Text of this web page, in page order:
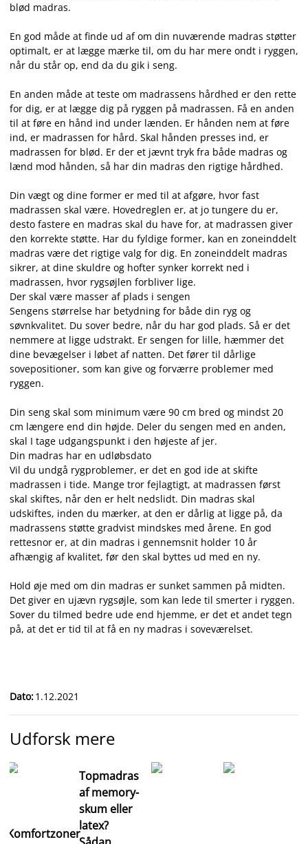
blød madras.
En god måde at finde ud af om din nuværende madras støtter
optimalt, er at lægge mærke til, om du har mere ondt i ryggen,
når du står op, end da du gik i seng.
En anden måde at teste om madrassens hårdhed er den rette
for dig, er at lægge dig på ryggen på madrassen. Få en anden
til at føre en hånd ind under lænden. Er hånden nem at føre
ind, er madrassen for hård. Skal hånden presses ind, er
madrassen for blød. Er der et jævnt tryk fra både madras og
lænd mod hånden, så har din madras den rigtige hårdhed.
Din vægt og dine former er med til at afgøre, hvor fast
madrassen skal være. Hovedreglen er, at jo tungere du er,
desto fastere en madras skal du have for, at madrassen giver
den korrekte støtte. Har du fyldige former, kan en zoneinddelt
madras være det rigtige valg for dig. En zoneinddelt madras
sikrer, at dine skuldre og hofter synker korrekt ned i
madrassen, hvor rygsøjlen forbliver lige.
Der skal være masser af plads i sengen
Sengens størrelse har betydning for både din ryg og
søvnkvalitet. Du sover bedre, når du har god plads. Så er det
nemmere at ligge udstrakt. Er sengen for lille, hæmmer det
dine bevægelser i løbet af natten. Det fører til dårlige
sovepositioner, som kan give og forværre problemer med
ryggen.
Din seng skal som minimum være 90 cm bred og mindst 20
cm længere end din højde. Deler du sengen med en anden,
skal I tage udgangspunkt i den højeste af jer.
Din madras har en udløbsdato
Vil du undgå rygproblemer, er det en god ide at skifte
madrassen i tide. Mange tror fejlagtigt, at madrassen først
skal skiftes, når den er helt nedslidt. Din madras skal
udskiftes, inden du mærker, at den er dårlig at ligge på, da
madrassens støtte gradvist mindskes med årene. En god
rettesnor er, at din madras i gennemsnit holder 10 år
afhængig af kvalitet, før den skal byttes ud med en ny.
Hold øje med om din madras er sunket sammen på midten.
Det giver en ujævn rygsøjle, som kan lede til smerter i ryggen.
Sover du tilmed bedre ude end hjemme, er det et andet tegn
på, at det er tid til at få en ny madras i soveværelset.
Dato:1.12.2021
Udforsk mere
Komfortzoner
Topmadras
af memory-
skum eller
latex?